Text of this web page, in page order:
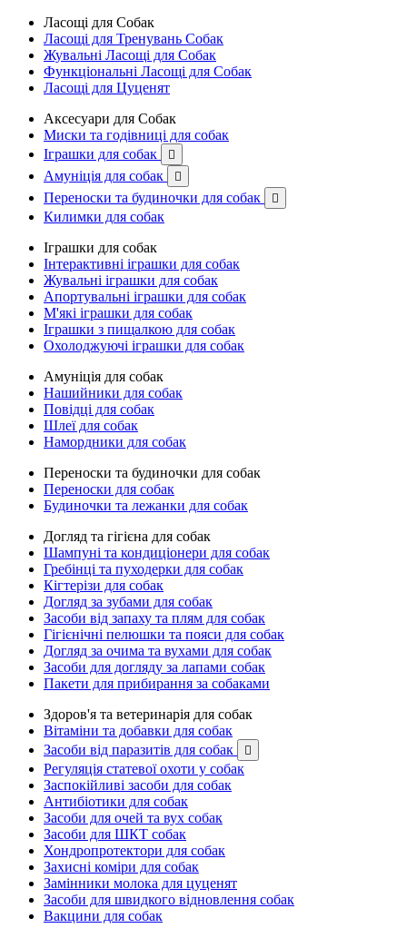
Ласощі для Собак
Ласощі для Тренувань Собак
Жувальні Ласощі для Собак
Функціональні Ласощі для Собак
Ласощі для Цуценят
Аксесуари для Собак
Миски та годівниці для собак
Іграшки для собак

Амуніція для собак 
Переноски та будиночки для собак 
Килимки для собак
Іграшки для собак
Інтерактивні іграшки для собак
Жувальні іграшки для собак
Апортувальні іграшки для собак
М'які іграшки для собак
Іграшки з пищалкою для собак
Охолоджуючі іграшки для собак
Амуніція для собак
Нашийники для собак
Повідці для собак
Шлеї для собак
Намордники для собак
Переноски та будиночки для собак
Переноски для собак
Будиночки та лежанки для собак
Догляд та гігієна для собак
Шампуні та кондиціонери для собак
Гребінці та пуходерки для собак
Кігтерізи для собак
Догляд за зубами для собак
Засоби від запаху та плям для собак
Гігієнічні пелюшки та пояси для собак
Догляд за очима та вухами для собак
Засоби для догляду за лапами собак
Пакети для прибирання за собаками
Здоров'я та ветеринарія для собак
Вітаміни та добавки для собак
Засоби від паразитів для собак

Регуляція статевої охоти у собак
Заспокійливі засоби для собак
Антибіотики для собак
Засоби для очей та вух собак
Засоби для ШКТ собак
Хондропротектори для собак
Захисні коміри для собак
Замінники молока для цуценят
Засоби для швидкого відновлення собак
Вакцини для собак